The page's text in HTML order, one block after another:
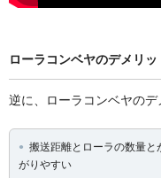
ローラコンベヤのデメリッ
逆に、ローラコンベヤのデ
搬送距離とローラの数量
がりやすい